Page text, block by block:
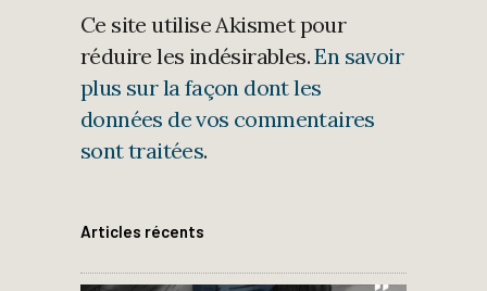
Ce site utilise Akismet pour
réduire les indésirables.En savoir
plus sur la façon dont les
données de vos commentaires
sont traitées.
Articles récents